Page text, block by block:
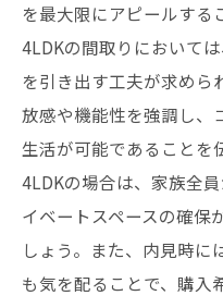
を最大限にアピールする
4LDKの間取りにおいて
を引き出す工夫が求めら
放感や機能性を強調し、
生活が可能であることを
4LDKの場合は、家族全
イベートスペースの確保
しょう。また、内見時に
も気を配ることで、購入